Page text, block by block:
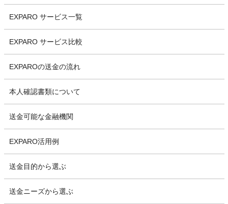
EXPARO サービス一覧
EXPARO サービス比較
EXPAROの送金の流れ
本人確認書類について
送金可能な金融機関
EXPARO活用例
送金目的から選ぶ
送金ニーズから選ぶ